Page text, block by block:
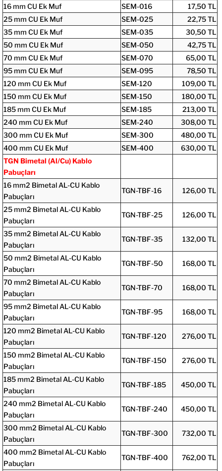
16 mm CU Ek Muf
SEM-016
17,50 TL
25 mm CU Ek Muf
SEM-025
22,75 TL
35 mm CU Ek Muf
SEM-035
30,50 TL
50 mm CU Ek Muf
SEM-050
42,75 TL
70 mm CU Ek Muf
SEM-070
65,00 TL
95 mm CU Ek Muf
SEM-095
78,50 TL
120 mm CU Ek Muf
SEM-120
109,00 TL
150 mm CU Ek Muf
SEM-150
180,00 TL
185 mm CU Ek Muf
SEM-185
213,00 TL
240 mm CU Ek Muf
SEM-240
308,00 TL
300 mm CU Ek Muf
SEM-300
480,00 TL
400 mm CU Ek Muf
SEM-400
630,00 TL
TGN Bimetal (Al/Cu) Kablo
Pabuçları
16 mm2 Bimetal AL-CU Kablo
Pabuçları
TGN-TBF-16 126,00 TL
25 mm2 Bimetal AL-CU Kablo
Pabuçları
TGN-TBF-25 126,00 TL
35 mm2 Bimetal AL-CU Kablo
Pabuçları
TGN-TBF-35 132,00 TL
50 mm2 Bimetal AL-CU Kablo
Pabuçları
TGN-TBF-50 168,00 TL
70 mm2 Bimetal AL-CU Kablo
Pabuçları
TGN-TBF-70 168,00 TL
95 mm2 Bimetal AL-CU Kablo
Pabuçları
TGN-TBF-95 168,00 TL
120 mm2 Bimetal AL-CU Kablo
Pabuçları
TGN-TBF-120 276,00 TL
150 mm2 Bimetal AL-CU Kablo
Pabuçları
TGN-TBF-150 276,00 TL
185 mm2 Bimetal AL-CU Kablo
Pabuçları
TGN-TBF-185 450,00 TL
240 mm2 Bimetal AL-CU Kablo
Pabuçları
TGN-TBF-240 450,00 TL
300 mm2 Bimetal AL-CU Kablo
Pabuçları
TGN-TBF-300 732,00 TL
400 mm2 Bimetal AL-CU Kablo
Pabuçları
TGN-TBF-400 762,00 TL